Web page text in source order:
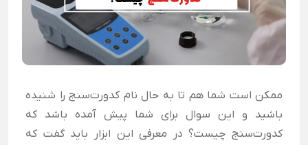
ممکن است شما هم تا به حال نام کدورت‌سنج را شنیده
باشید و این سوال برای شما پیش آمده باشد که
کدورت‌سنج چیست؟ در معرفی این ابزار باید گفت که